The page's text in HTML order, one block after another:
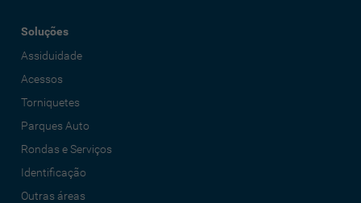
Soluções
Assiduidade
Acessos
Torniquetes
Parques Auto
Rondas e Serviços
Identificação
Outras áreas